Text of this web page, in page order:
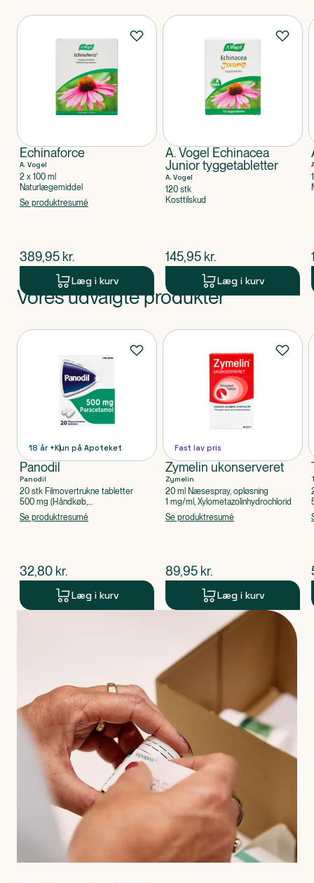
Produkter
Echinaforce
A. Vogel
2 x 100 ml
Naturlægemiddel
Se produktresumé
$nuværende pris
389,95 kr.
Læg i kurv
A. Vogel Echinacea
Junior tyggetabletter
A. Vogel
120 stk
Kosttilskud
$nuværende pris
145,95 kr.
Læg i kurv
Produkt 1 af 0
Vores udvalgte produkter
Produkter
18 år +Kun på Apoteket
Panodil
Panodil
20 stk Filmovertrukne tabletter
500 mg (Håndkøb,
apoteksforbeholdt), Paracetamol
Se produktresumé
$nuværende pris
32,80 kr.
Læg i kurv
Fast lav pris
Zymelin ukonserveret
Zymelin
20 ml Næsespray, opløsning
1 mg/ml, Xylometazolinhydrochlorid
Se produktresumé
$nuværende pris
89,95 kr.
Læg i kurv